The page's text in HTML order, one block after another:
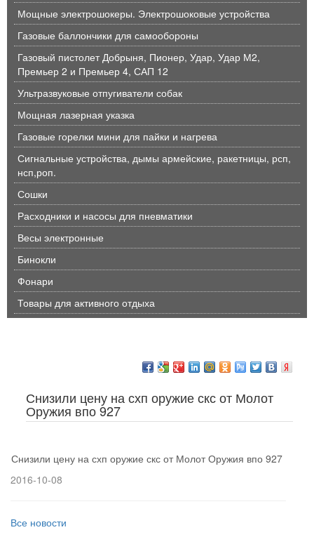
Мощные электрошокеры. Электрошоковые устройства
Газовые баллончики для самообороны
Газовый пистолет Добрыня, Пионер, Удар, Удар М2,
Премьер 2 и Премьер 4, САП 12
Ультразвуковые отпугиватели собак
Мощная лазерная указка
Газовые горелки мини для пайки и нагрева
Сигнальные устройства, дымы армейские, ракетницы, рсп,
нсп,роп.
Сошки
Расходники и насосы для пневматики
Весы электронные
Бинокли
Фонари
Товары для активного отдыха
Снизили цену на схп оружие скс от Молот
Оружия впо 927
Снизили цену на схп оружие скс от Молот Оружия впо 927
2016-10-08
Все новости